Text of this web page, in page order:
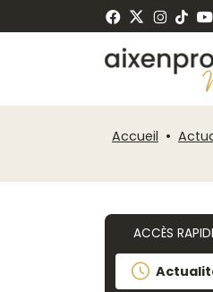
Accueil
ACCÈS
de
Panneau de gestion des